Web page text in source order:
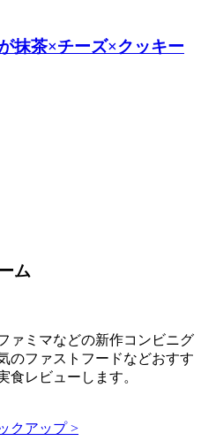
抹茶×チーズ×クッキー
ム
ァミマなどの新作コンビニグ
のファストフードなどおすす
食レビューします。
クアップ >